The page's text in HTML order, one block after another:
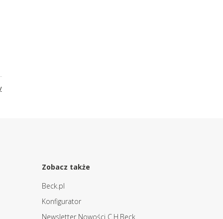
Zobacz także
Beck.pl
Konfigurator
Newsletter Nowości C.H.Beck